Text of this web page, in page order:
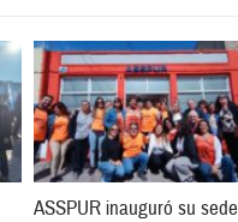
ASSPUR inauguró su sede